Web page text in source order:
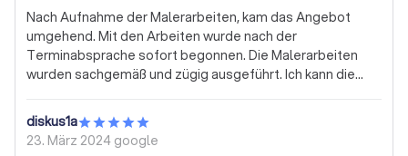
da und hat die Arbeiten sogar einenTag früher fertig
bekommen. Der Preis war sehr gut. Wir können den
Malermeisterbetrieb Sturm uneingeschränkt weiter
empfehlen.
Nach Aufnahme der Malerarbeiten, kam das Angebot
umgehend. Mit den Arbeiten wurde nach der
Terminabsprache sofort begonnen. Die Malerarbeiten
wurden sachgemäß und zügig ausgeführt. Ich kann die
Mitarbeitern mit gutem Gewissen weiterempfehlen!
diskus1a
23. März 2024 google